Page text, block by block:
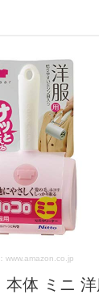
www.amazon.co.jp
本体 ミニ